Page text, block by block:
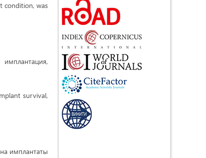
condition, was
survival,
имплантаты